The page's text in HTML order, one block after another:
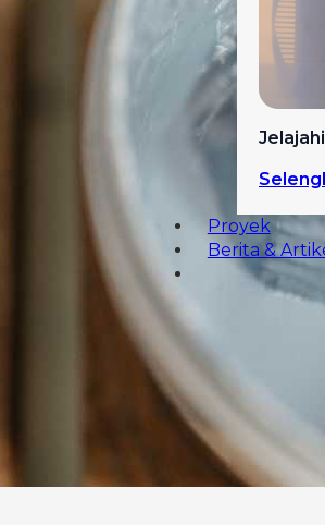
Proyek
Berita &